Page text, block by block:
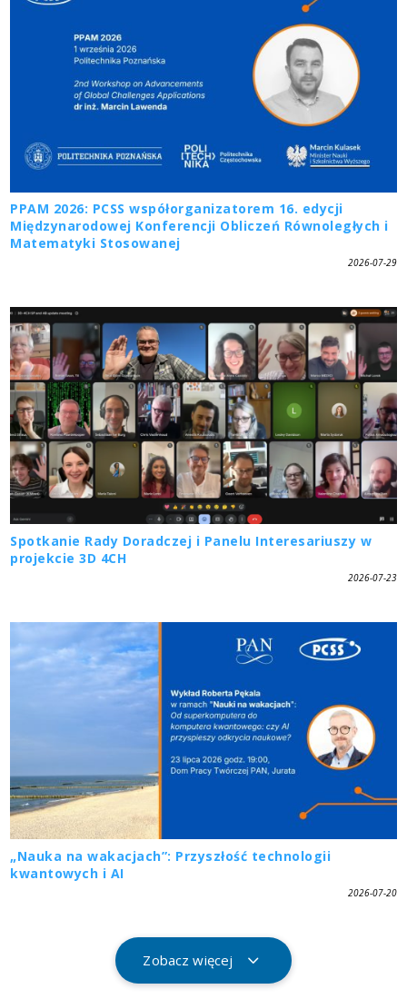
PPAM 2026: PCSS współorganizatorem 16. edycji
Międzynarodowej Konferencji Obliczeń Równoległych i
Matematyki Stosowanej
2026-07-29
Spotkanie Rady Doradczej i Panelu Interesariuszy w
projekcie 3D 4CH
2026-07-23
„Nauka na wakacjach”: Przyszłość technologii
kwantowych i AI
2026-07-20
Zobacz więcej